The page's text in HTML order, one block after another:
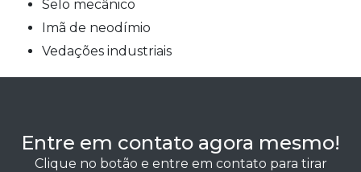
selo mecânico
imã de neodímio
vedações industriais
Entre em contato agora mesmo!
Clique no botão e entre em contato para tirar